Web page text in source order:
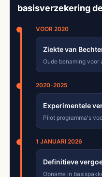
basisverzekering
VOOR 2020
Ziekte van
Oude benaming voor
2020-2025
Experimentele
Pilot programma's
1 JANUARI 2026
Definitieve
Opname in